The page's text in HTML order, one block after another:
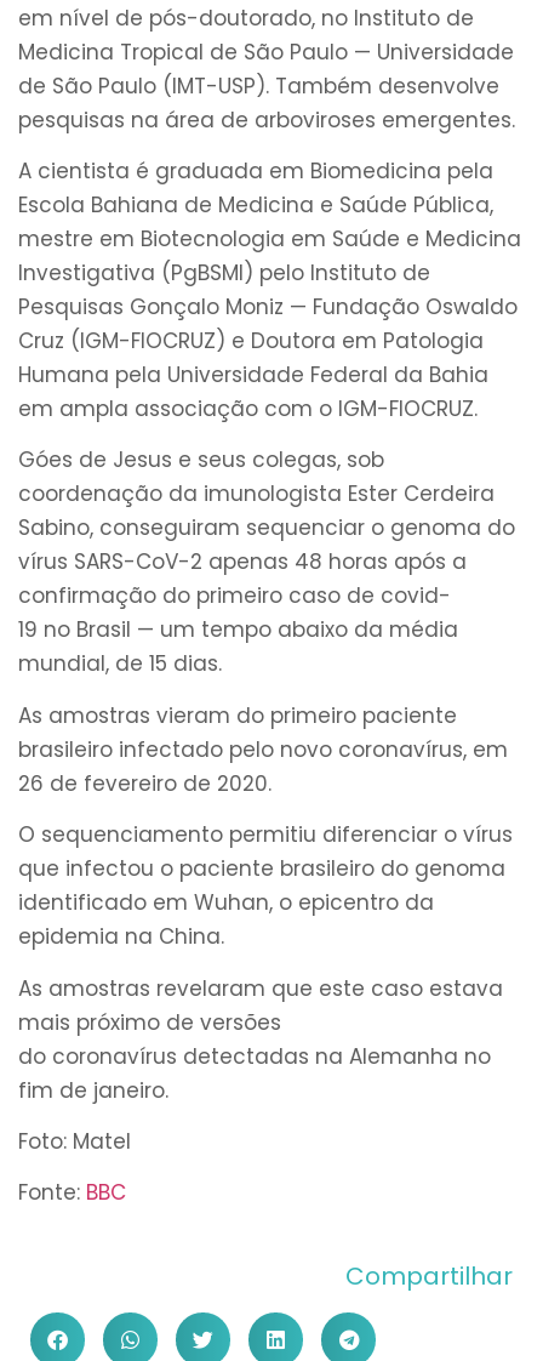
em nível de pós-doutorado, no Instituto de
Medicina Tropical de São Paulo — Universidade
de São Paulo (IMT-USP). Também desenvolve
pesquisas na área de arboviroses emergentes.
A cientista é graduada em Biomedicina pela
Escola Bahiana de Medicina e Saúde Pública,
mestre em Biotecnologia em Saúde e Medicina
Investigativa (PgBSMI) pelo Instituto de
Pesquisas Gonçalo Moniz — Fundação Oswaldo
Cruz (IGM-FIOCRUZ) e Doutora em Patologia
Humana pela Universidade Federal da Bahia
em ampla associação com o IGM-FIOCRUZ.
Góes de Jesus e seus colegas, sob
coordenação da imunologista Ester Cerdeira
Sabino, conseguiram sequenciar o genoma do
vírus SARS-CoV-2 apenas 48 horas após a
confirmação do primeiro caso de covid-
19 no Brasil — um tempo abaixo da média
mundial, de 15 dias.
As amostras vieram do primeiro paciente
brasileiro infectado pelo novo coronavírus, em
26 de fevereiro de 2020.
O sequenciamento permitiu diferenciar o vírus
que infectou o paciente brasileiro do genoma
identificado em Wuhan, o epicentro da
epidemia na China.
As amostras revelaram que este caso estava
mais próximo de versões
do coronavírus detectadas na Alemanha no
fim de janeiro.
Foto: Matel
Fonte: BBC
Compartilhar